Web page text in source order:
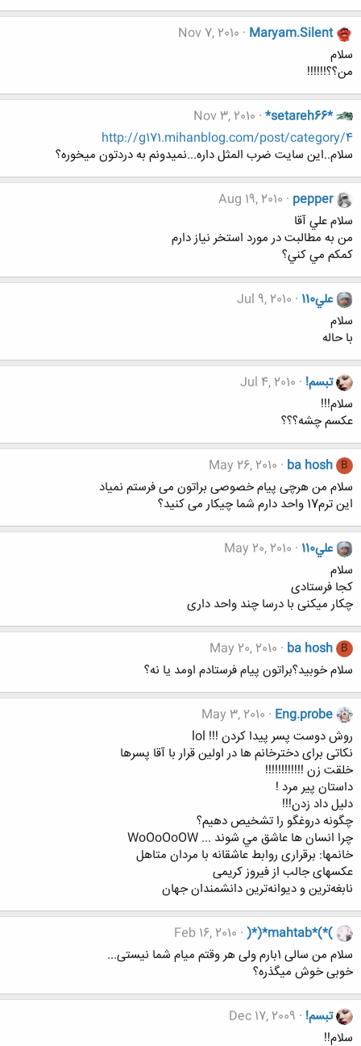
Maryam.Silent
Nov 7, 2010
سلام
من؟؟!!!!!!
*setareh66*
Nov 3, 2010
http://g171.mihanblog.com/post/category/4
سلام..این سایت ضرب المثل داره...نمیدونم به دردتون میخوره؟
pepper
Aug 19, 2010
سلام علي آقا
من به مطالبت در مورد استخر نياز دارم
كمكم مي كني؟
علي110
Jul 9, 2010
سلام
با حاله
تبسم! Jul 4, 2010
سلام!!!
عکسم چشه؟؟؟
B
ba hosh
May 26, 2010
سلام من هرچی پیام خصوصی براتون می فرستم نمیاد
این ترم17 واحد دارم شما چیکار می کنید؟
علي110
May 20, 2010
سلام
کجا فرستادی
چکار میکنی با درسا چند واحد داری
B
ba hosh
May 20, 2010
سلام خوبيد؟براتون پيام فرستادم اومد يا نه؟
Eng.probe
May 3, 2010
روش دوست پسر پیدا کردن !!! lol
نکاتی برای دخترخانم ها در اولین قرار با آقا پسرها
خلقت زن !!!!!!!!!!!!
داستان پیر مرد !
دلیل داد زدن!!!
چگونه دروغگو را تشخیص دهیم؟
چرا انسان ها عاشق مي شوند ... WoOoOoOW
خانمها: برقراری روابط عاشقانه با مردان متاهل
عکسهای جالب از فیروز کریمی
نابغه‌ترین و دیوانه‌ترین دانشمندان جهان
)*)*mahtab*(*(
Feb 16, 2010
سلام من سالی 1بارم ولی هر وقتم میام شما نیستی...
خوبی خوش میگذره؟
تبسم! Dec 17, 2009
سلام!!